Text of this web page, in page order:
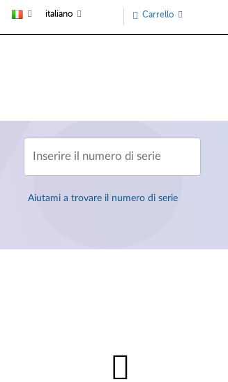
italiano Carrello
Inserire il numero di serie
Aiutami a trovare il numero di serie